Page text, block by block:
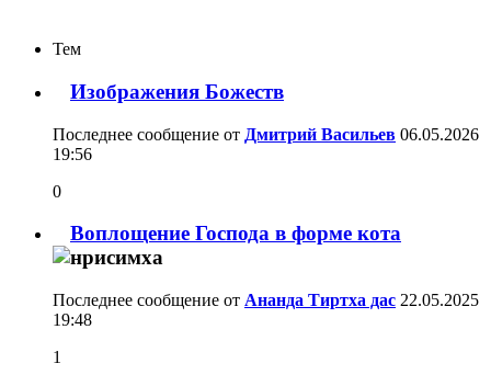
Тем
Изображения Божеств
Последнее сообщение от Дмитрий Васильев 06.05.2026
19:56
0
Воплощение Господа в форме кота
Последнее сообщение от Ананда Тиртха дас 22.05.2025
19:48
1